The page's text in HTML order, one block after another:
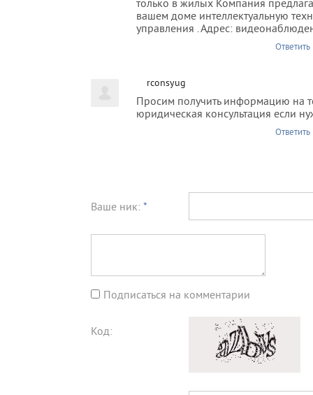
только в жилых Компания
вашем доме интеллектуальную
управления . Адрес:
Ответить
rconsyug
Просим получить информацию на
юридическая консультация если
Ответить
Ваше ник: *
Подписаться на комментарии
Код: